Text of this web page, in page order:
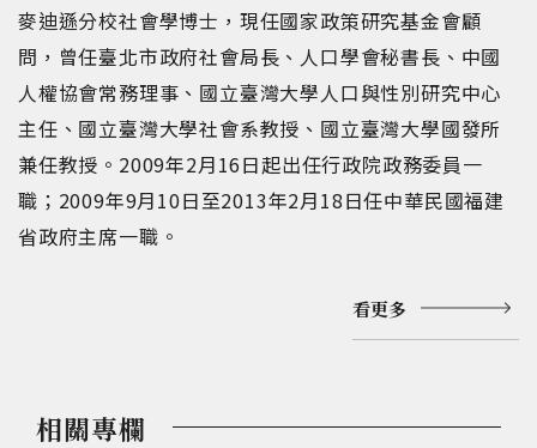
麥迪遜分校社會學博士，現任國家政策研究基金會顧
問，曾任臺北市政府社會局長、人口學會秘書長、中國
人權協會常務理事、國立臺灣大學人口與性別研究中心
主任、國立臺灣大學社會系教授、國立臺灣大學國發所
兼任教授。2009年2月16日起出任行政院政務委員一
職；2009年9月10日至2013年2月18日任中華民國福建
省政府主席一職。
看更多
相關專欄